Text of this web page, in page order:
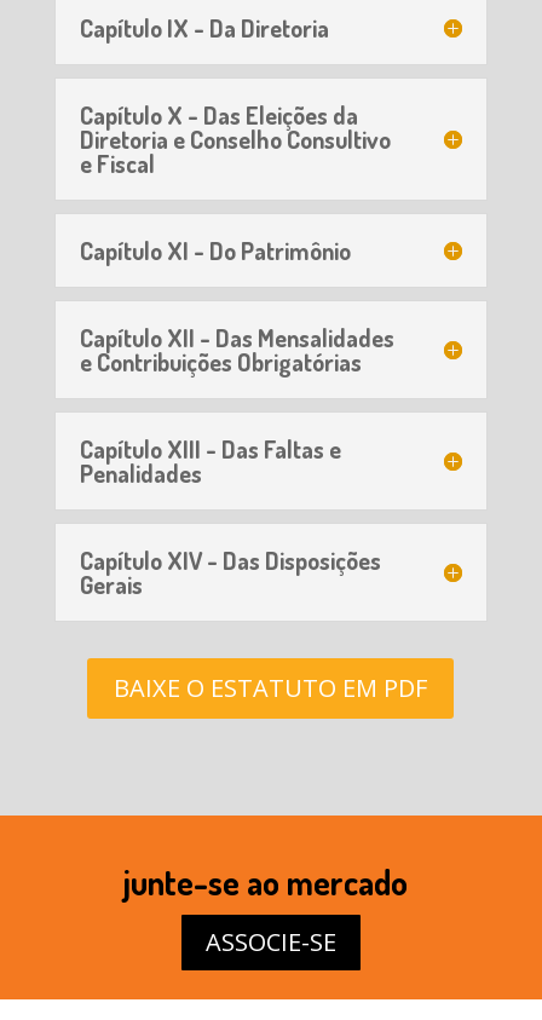
Capítulo IX - Da Diretoria
Capítulo X - Das Eleições da
Diretoria e Conselho Consultivo
e Fiscal
Capítulo XI - Do Patrimônio
Capítulo XII - Das Mensalidades
e Contribuições Obrigatórias
Capítulo XIII - Das Faltas e
Penalidades
Capítulo XIV - Das Disposições
Gerais
BAIXE O ESTATUTO EM PDF
junte-se ao mercado
ASSOCIE-SE